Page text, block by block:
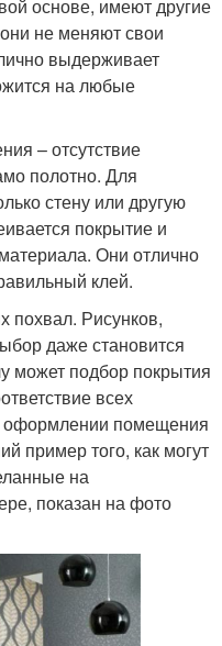
основе, имеют другие
не меняют свои
выдерживает
на любые
– отсутствие
полотно. Для
стену или другую
покрытие и
Они отлично
клей.
похвал. Рисунков,
даже становится
может подбор покрытия
всех
оформлении помещения
пример того, как могут
на
показан на фото